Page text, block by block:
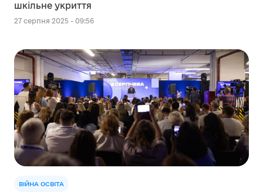
шкільне укриття
27 серпня 2025 - 09:56
ВІЙНА ОСВІТА